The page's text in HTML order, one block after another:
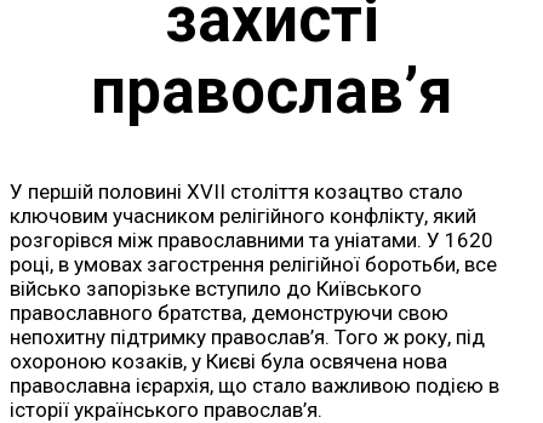
захисті
православ’я
У першій половині XVII століття козацтво стало
ключовим учасником релігійного конфлікту, який
розгорівся між православними та уніатами. У 1620
році, в умовах загострення релігійної боротьби, все
військо запорізьке вступило до Київського
православного братства, демонструючи свою
непохитну підтримку православ’я. Того ж року, під
охороною козаків, у Києві була освячена нова
православна ієрархія, що стало важливою подією в
історії українського православ’я.